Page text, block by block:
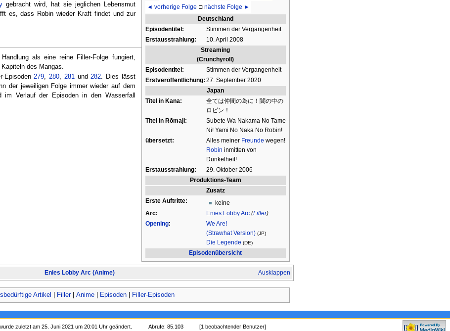
◄ vorherige Folge □ nächste Folge ►
Deutschland
Episodentitel:
Stimmen der Vergangenheit
Erstausstrahlung:
10. April 2008
Streaming
(Crunchyroll)
Episodentitel:
Stimmen der Vergangenheit
Erstveröffentlichung: 27. September 2020
Japan
Titel in Kana:
全ては仲間の為に！闇の中の
ロビン！
Titel in Rōmaji:
Subete Wa Nakama No Tame
Ni! Yami No Naka No Robin!
übersetzt:
Alles meiner Freunde wegen!
Robin inmitten von
Dunkelheit!
Erstausstrahlung:
29. Oktober 2006
Produktions-Team
Zusatz
Erste Auftritte:
keine
Arc:
Enies Lobby Arc (Filler)
Opening:
We Are!
(Strawhat Version) (JP)
Die Legende (DE)
Episodenübersicht
gebracht wird, hat sie jeglichen Lebensmut
es, dass Robin wieder Kraft findet und zur
als eine reine Filler-Folge fungiert,
des Mangas.
Episoden279,280, 281und282. Dies lässt
der jeweiligen Folge immer wieder auf dem
im Verlauf der Episoden in den Wasserfall
Enies Lobby Arc (Anime) Ausklappen
Artikel Filler| Anime| Episoden| Filler-Episoden
zuletzt am 25. Juni 2021 um 20:01 Uhr geändert. Abrufe: 85.103 [1 beobachtender Benutzer]